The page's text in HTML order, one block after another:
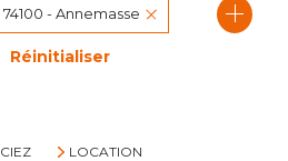
74100 - Annemasse
Réinitialiser
LOCATION